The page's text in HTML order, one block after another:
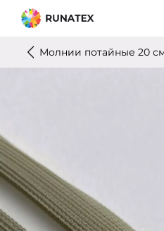
Молнии потайные 20